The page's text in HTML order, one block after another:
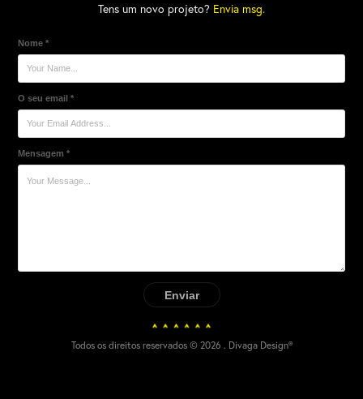
Tens um novo projeto? Envia msg.
Nome *
O seu email *
Mensagem *
Enviar
Todos os direitos reservados © 2026 . Divaga Design®